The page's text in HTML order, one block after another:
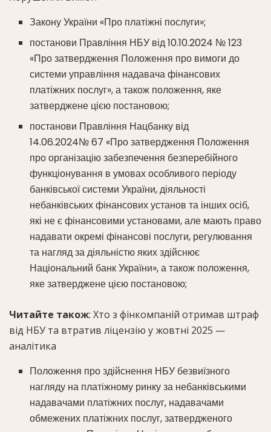
Закону України «Про платіжні послуги»;
постанови Правління НБУ від 10.10.2024 № 123
«Про затвердження Положення про вимоги до
системи управління надавача фінансових
платіжних послуг», а також положення, яке
затверджене цією постановою;
постанови Правління Нацбанку від
14.06.2024№ 67 «Про затвердження Положення
про організацію забезпечення безперебійного
функціонування в умовах особливого періоду
банківської системи України, діяльності
небанківських фінансових установ та інших осіб,
які не є фінансовими установами, але мають право
надавати окремі фінансові послуги, регулювання
та нагляд за діяльністю яких здійснює
Національний банк України», а також положення,
яке затверджене цією постановою;
Читайте також: Хто з фінкомпаній отримав штраф
від НБУ та втратив ліцензію у жовтні 2025 —
аналітика
Положення про здійснення НБУ безвиїзного
нагляду на платіжному ринку за небанківськими
надавачами платіжних послуг, надавачами
обмежених платіжних послуг, затвердженого